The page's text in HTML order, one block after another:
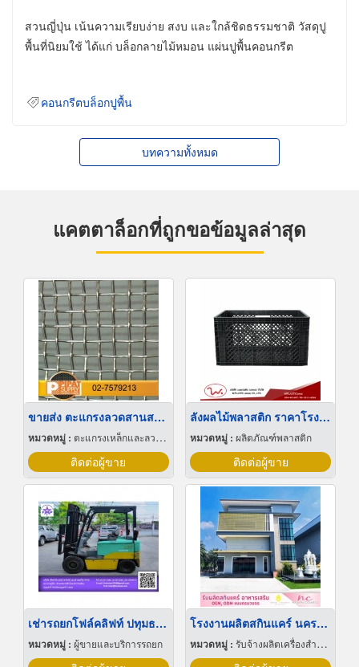
สวนญี่ปุ่น เน้นความเรียบง่าย สงบ และใกล้ชิดธรรมชาติ วัสดุปู
พื้นที่นิยมใช้ ได้แก่ บล็อกลายไม้หมอน แผ่นปูพื้นคอนกรีต
คอนกรีตบล็อกปูพื้น
บทความทั้งหมด
แคตตาล็อกที่ถูกขอข้อมูลล่าสุด
ขายส่ง ตะแกรงลวดสานสแตนเลส
หมวดหมู่ : ตะแกรงเหล็กและลวดตาข่าย
ติดต่อผู้ขาย
ลังผลไม้พลาสติก ราคาโรงงาน
หมวดหมู่ : ผลิตภัณฑ์พลาสติก
ติดต่อผู้ขาย
เช่ารถยกโฟล์คลิฟท์ ปทุมธานี
หมวดหมู่ : ผู้ขายและบริการรถยก
โรงงานผลิตสกินแคร์ นครปฐม
หมวดหมู่ : รับจ้างผลิตเครื่องสำอาง